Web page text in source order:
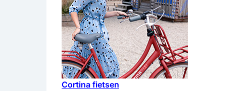
Cortina fietsen